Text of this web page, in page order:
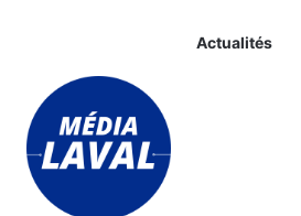
Actualités